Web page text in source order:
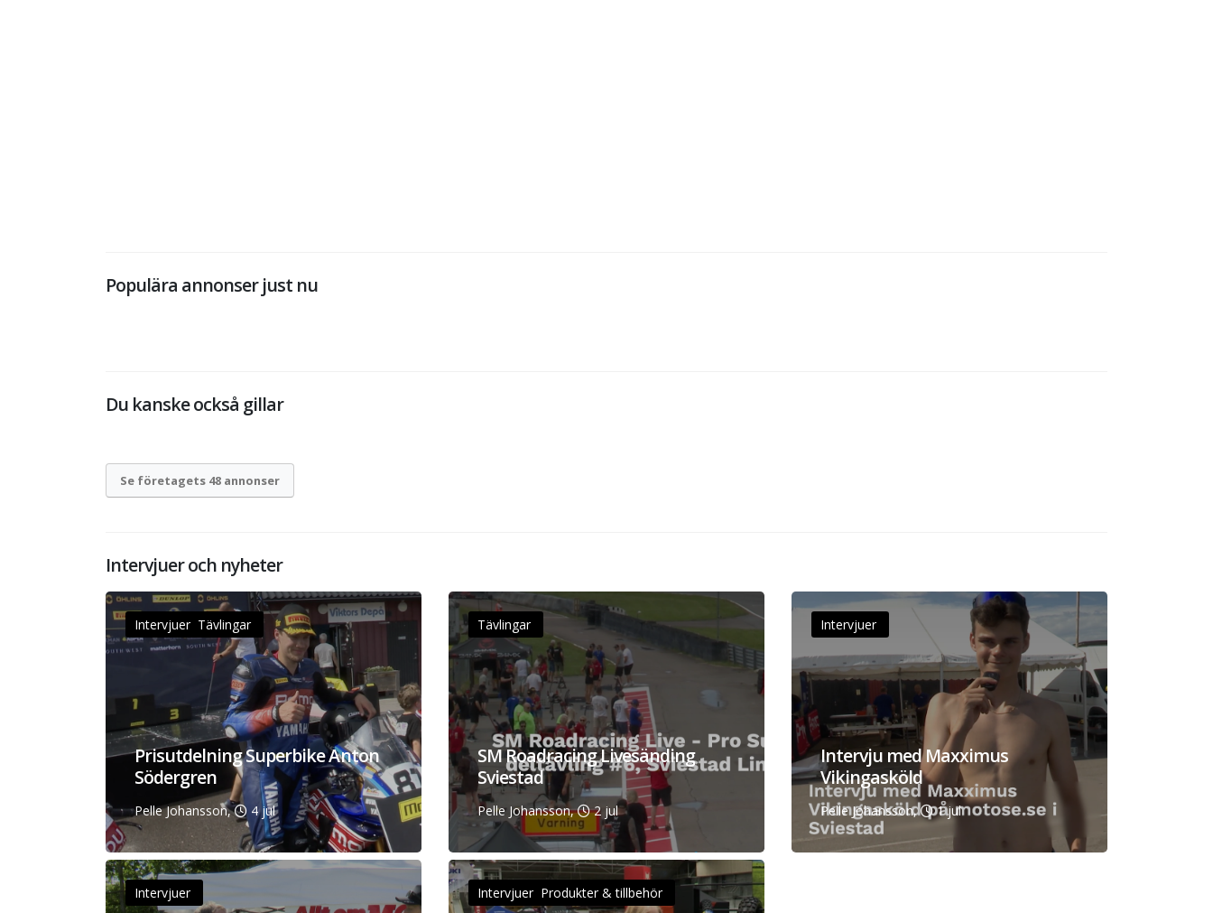
Populära annonser just nu
Du kanske också gillar
Se företagets 48 annonser
Intervjuer och nyheter
Intervjuer Tävlingar
Prisutdelning Superbike Anton
Södergren
Pelle Johansson, 4 jul
Tävlingar
SM Roadracing Livesänding
Sviestad
Pelle Johansson, 2 jul
Intervjuer
Intervju med Maxximus
Vikingasköld
Pelle Johansson, 1 jul
Intervjuer Intervjuer Produkter & tillbehör